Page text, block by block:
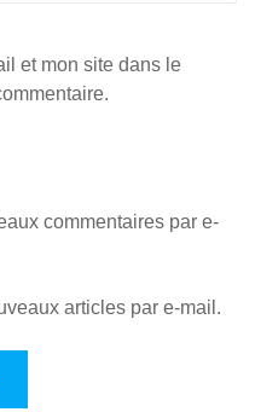
et mon site dans le
commentaires par e-
articles par e-mail.